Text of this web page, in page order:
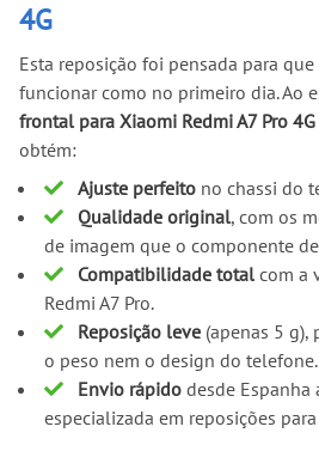
4G
Esta reposição foi pensada para
funcionar como no primeiro dia. Ao
frontal para Xiaomi Redmi A7 Pro 4G
obtém:
Ajuste perfeitono chassi do
Qualidade original, com os
de imagem que o componente
Compatibilidade totalcom a
Redmi A7 Pro.
Reposição leve(apenas 5 g),
o peso nem o design do telefone.
Envio rápidodesde Espanha
especializada em reposições